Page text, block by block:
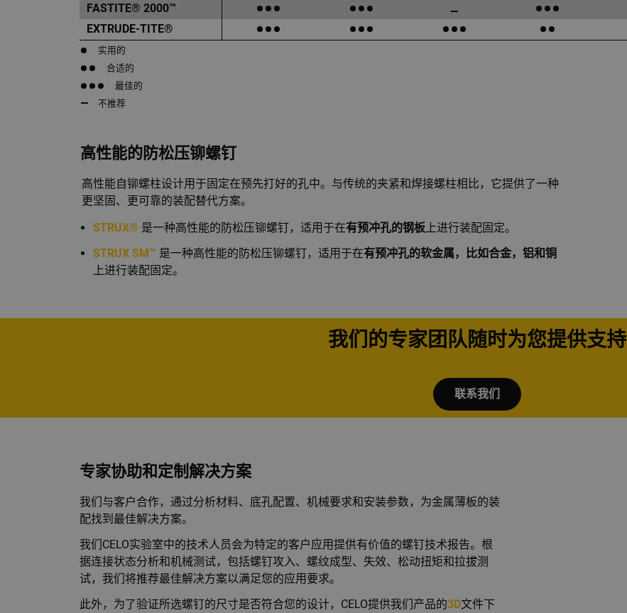
FASTITE® 2000™
EXTRUDE-TITE®
实用的
合适的
最佳的
不推荐
高性能的防松压铆螺钉
高性能自铆螺柱设计用于固定在预先打好的孔中。与传统的夹紧和焊接螺柱相比，它提供了一种
更坚固、更可靠的装配替代方案。
STRUX® 是一种高性能的防松压铆螺钉，适用于在有预冲孔的钢板 上进行装配固定。
STRUX SM™ 是一种高性能的防松压铆螺钉，适用于在有预冲孔的软金属，比如合金，铝和铜
上进行装配固定。
我们的专家团队随时为您提供支持
联系我们
专家协助和定制解决方案
我们与客户合作，通过分析材料、底孔配置、机械要求和安装参数，为金属薄板的装
配找到最佳解决方案。
我们CELO实验室中的技术人员会为特定的客户应用提供有价值的螺钉技术报告。根
据连接状态分析和机械测试，包括螺钉攻入、螺纹成型、失效、松动扭矩和拉拔测
试，我们将推荐最佳解决方案以满足您的应用要求。
此外，为了验证所选螺钉的尺寸是否符合您的设计，CELO提供我们产品的3D文件下